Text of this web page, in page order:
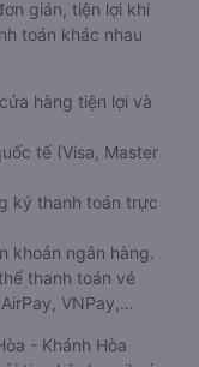
giản, tiện lợi khi
toán khác nhau
hàng tiện lợi và
tế (Visa, Master
ký thanh toán trực
khoản ngân hàng.
thanh toán vé
VNPay,…
- Khánh Hòa